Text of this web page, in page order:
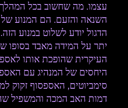
עצמו. מה שחשוב בכל
השנאה והזעם. הם המנוע של
הדגול יודע לשלוט במנוע
יתר על המידה מאבד בסופו
העיקרית שהופכת אותו
היחסים של המנהיג עם
סימביוטים, האספסוף זקוק
דמות האב המכה והמשפיל